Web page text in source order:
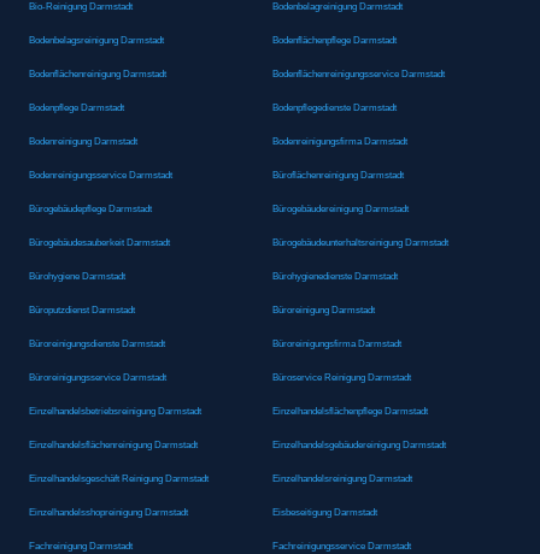
Bio-Reinigung Darmstadt Bodenbelagreinigung Darmstadt
Bodenbelagsreinigung Darmstadt Bodenflächenpflege Darmstadt
Bodenflächenreinigung Darmstadt Bodenflächenreinigungsservice Darmstadt
Bodenpflege Darmstadt Bodenpflegedienste Darmstadt
Bodenreinigung Darmstadt Bodenreinigungsfirma Darmstadt
Bodenreinigungsservice Darmstadt Büroflächenreinigung Darmstadt
Bürogebäudepflege Darmstadt Bürogebäudereinigung Darmstadt
Bürogebäudesauberkeit Darmstadt Bürogebäudeunterhaltsreinigung Darmstadt
Bürohygiene Darmstadt Bürohygienedienste Darmstadt
Büroputzdienst Darmstadt Büroreinigung Darmstadt
Büroreinigungsdienste Darmstadt Büroreinigungsfirma Darmstadt
Büroreinigungsservice Darmstadt Büroservice Reinigung Darmstadt
Einzelhandelsbetriebsreinigung Darmstadt Einzelhandelsflächenpflege Darmstadt
Einzelhandelsflächenreinigung Darmstadt Einzelhandelsgebäudereinigung Darmstadt
Einzelhandelsgeschäft Reinigung Darmstadt Einzelhandelsreinigung Darmstadt
Einzelhandelsshopreinigung Darmstadt Eisbeseitigung Darmstadt
Fachreinigung Darmstadt Fachreinigungsservice Darmstadt